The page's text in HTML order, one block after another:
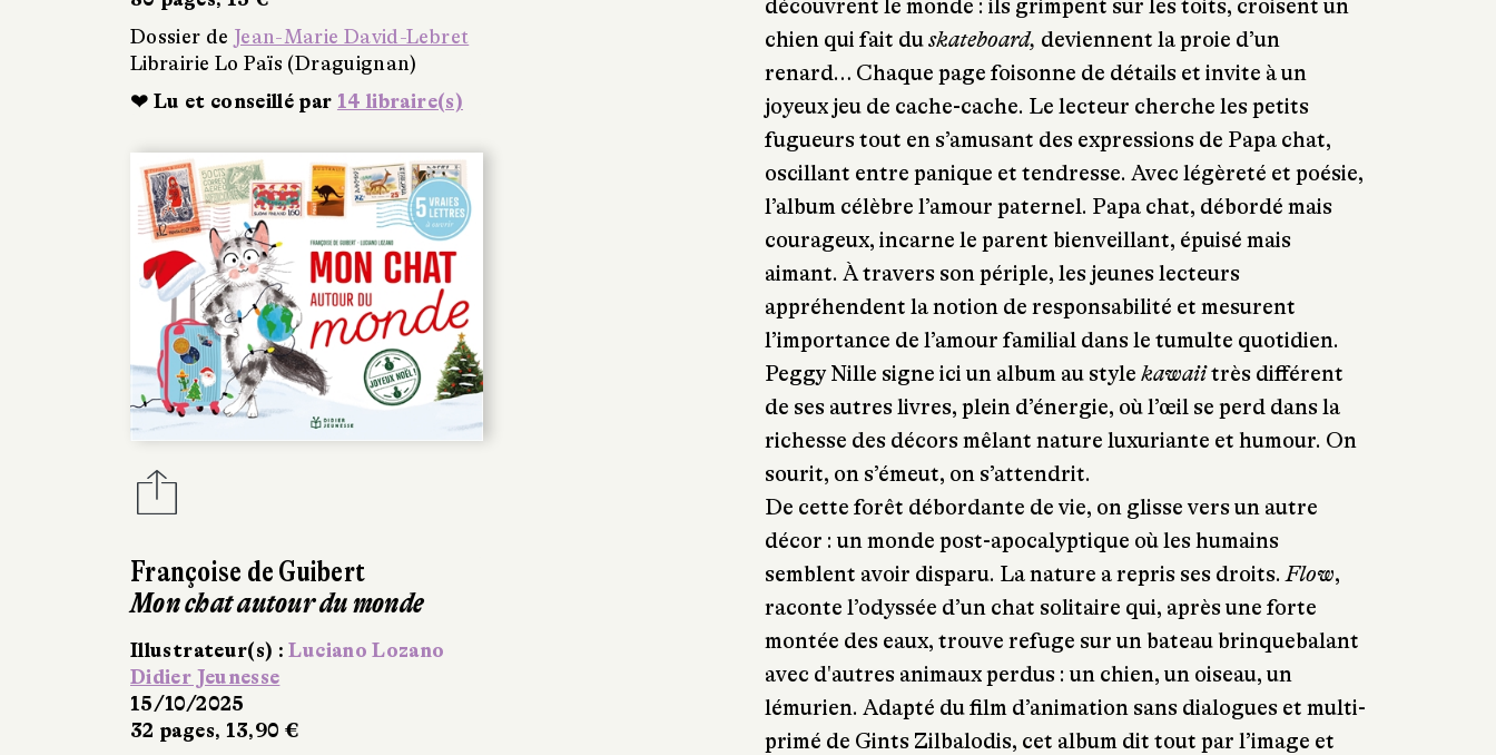
Dossier de Jean-Marie David-Lebret
Librairie Lo Païs (Draguignan)
❤ Lu et conseillé par 14 libraire(s)
Françoise de Guibert
Mon chat autour du monde
Illustrateur(s) :Luciano Lozano
Didier Jeunesse
15/10/2025
32 pages, 13,90 €
découvrent le monde : ils grimpent sur les toits, croisent un
chien qui fait duskateboard, deviennent la proie d’un
renard… Chaque page foisonne de détails et invite à un
joyeux jeu de cache-cache. Le lecteur cherche les petits
fugueurs tout en s’amusant des expressions de Papa chat,
oscillant entre panique et tendresse. Avec légèreté et poésie,
l’album célèbre l’amour paternel. Papa chat, débordé mais
courageux, incarne le parent bienveillant, épuisé mais
aimant. À travers son périple, les jeunes lecteurs
appréhendent la notion de responsabilité et mesurent
l’importance de l’amour familial dans le tumulte quotidien.
Peggy Nille signe ici un album au style kawaiitrès différent
de ses autres livres, plein d’énergie, où l’œil se perd dans la
richesse des décors mêlant nature luxuriante et humour. On
sourit, on s’émeut, on s’attendrit.
De cette forêt débordante de vie, on glisse vers un autre
décor : un monde post-apocalyptique où les humains
semblent avoir disparu. La nature a repris ses droits.Flow,
raconte l’odyssée d’un chat solitaire qui, après une forte
montée des eaux, trouve refuge sur un bateau brinquebalant
avec d'autres animaux perdus : un chien, un oiseau, un
lémurien. Adapté du film d’animation sans dialogues et multi-
primé de Gints Zilbalodis, cet album dit tout par l’image et